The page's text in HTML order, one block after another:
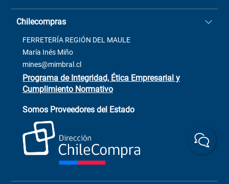
Términos y condiciones
Contacto
Venta Terreno
Trabaja con Nosotros
+(73) 256
ChileCompras
+56 9 9888 9549
Casa Matriz: Avenida Chorrillos
2137 San Javier, Fono (73)
Chilecompras
FERRETERÍA REGIÓN DEL MAULE
María Inés Miño
mines@mimbral.cl
Programa de Integridad, Ética Empresarial y
Cumplimiento Normativo
Somos Proveedores del Estado